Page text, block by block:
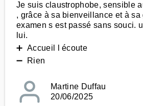
Je suis claustrophobe, sensible
, grâce à sa bienveillance et à sa
examen s est passé sans souci.
lui.
➕ Accueil l écoute
➖ Rien
Martine Duffau
20/06/2025